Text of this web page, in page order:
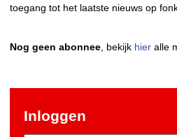
toegang tot het laatste nieuws op
Nog geen abonnee , bekijk hier alle
Inloggen